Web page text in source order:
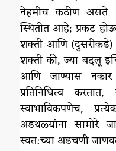
नेहमीच कठीण असते.
स्थितीत आहे; प्रकट
शक्ती आणि (दुसरीकडे)
शक्ती की, ज्या बदलू
आणि जाण्यास नकार
प्रतिनिधित्व
स्वाभाविकपणेच,
अडथळ्यांना सामोरे
स्वत:च्या अडचणी